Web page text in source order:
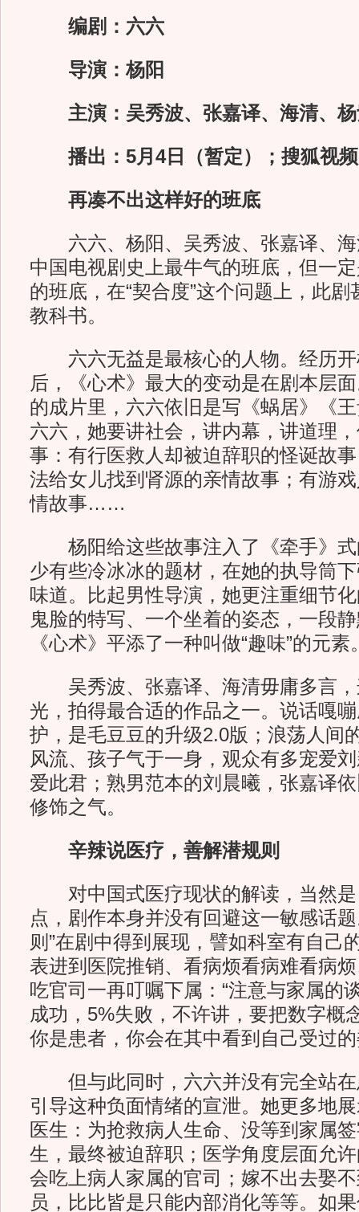
编剧：六六
导演：杨阳
主演：吴秀波、张嘉译、海清、杨
播出：5月4日（暂定）；搜狐视频
再凑不出这样好的班底
六六、杨阳、吴秀波、张嘉译、
中国电视剧史上最牛气的班底，但一
的班底，在“契合度”这个问题上，此
教科书。
六六无益是最核心的人物。经历开
后，《心术》最大的变动是在剧本层
的成片里，六六依旧是写《蜗居》《
六六，她要讲社会，讲内幕，讲道理
事：有行医救人却被迫辞职的怪诞故
法给女儿找到肾源的亲情故事；有游
情故事……
杨阳给这些故事注入了《牵手》式
少有些冷冰冰的题材，在她的执导筒
味道。比起男性导演，她更注重细节
鬼脸的特写、一个坐着的姿态，一段
《心术》平添了一种叫做“趣味”的元素
吴秀波、张嘉译、海清毋庸多言，
光，拍得最合适的作品之一。说话嘎
护，是毛豆豆的升级2.0版；浪荡人间
风流、孩子气于一身，观众有多宠爱
爱此君；熟男范本的刘晨曦，张嘉译
修饰之气。
辛辣说医疗，善解潜规则
对中国式医疗现状的解读，当然是
点，剧作本身并没有回避这一敏感话
则”在剧中得到展现，譬如科室有自己
表进到医院推销、看病烦看病难看病
吃官司一再叮嘱下属：“注意与家属的
成功，5%失败，不许讲，要把数字
你是患者，你会在其中看到自己受过
但与此同时，六六并没有完全站在
引导这种负面情绪的宣泄。她更多地展
医生：为抢救病人生命、没等到家属
生，最终被迫辞职；医学角度层面允
会吃上病人家属的官司；嫁不出去娶
员，比比皆是只能内部消化等等。如